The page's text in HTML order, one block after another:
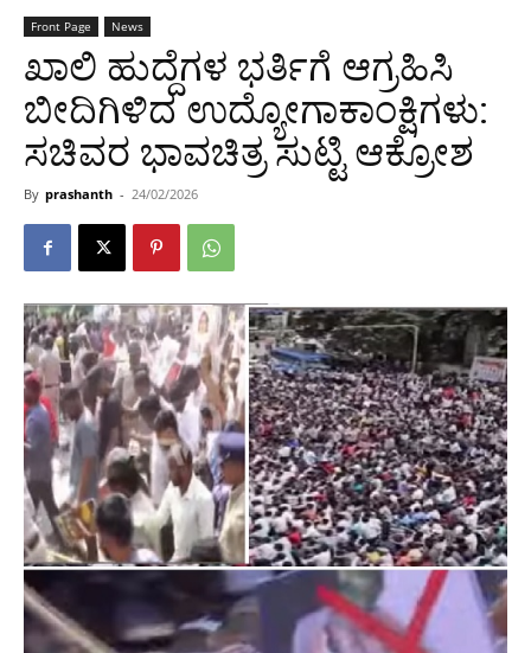
Front Page News
ಖಾಲಿ ಹುದ್ದೆಗಳ ಭರ್ತಿಗೆ ಆಗ್ರಹಿಸಿ
ಬೀದಿಗಿಳಿದ ಉದ್ಯೋಗಾಕಾಂಕ್ಷಿಗಳು:
ಸಚಿವರ ಭಾವಚಿತ್ರ ಸುಟ್ಟಿ ಆಕ್ರೋಶ
By prashanth - 24/02/2026